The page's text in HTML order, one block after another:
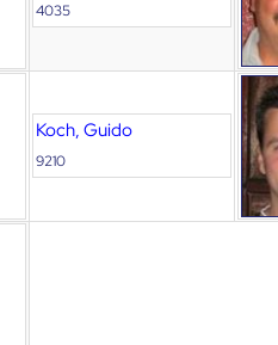
4035
Koch, Guido
9210